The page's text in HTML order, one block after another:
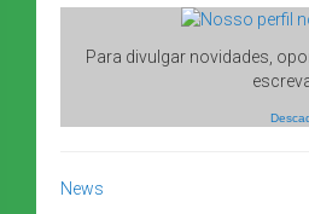
Para divulgar novidades,
News